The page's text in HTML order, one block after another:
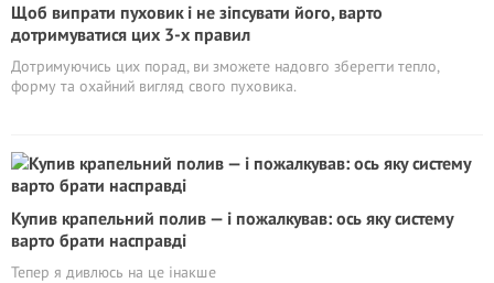
Щоб випрати пуховик і не зіпсувати його, варто
дотримуватися цих 3-х правил
Дотримуючись цих порад, ви зможете надовго зберегти тепло,
форму та охайний вигляд свого пуховика.
Кyпив крапельний полив — і пожалкував: ось яку систему
варто брати насправді
Тепер я дивлюсь на це інакше